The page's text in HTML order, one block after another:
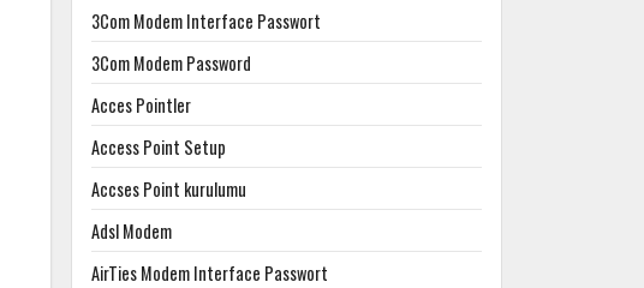
3Com Modem Interface Passwort
3Com Modem Password
Acces Pointler
Access Point Setup
Accses Point kurulumu
Adsl Modem
AirTies Modem Interface Passwort